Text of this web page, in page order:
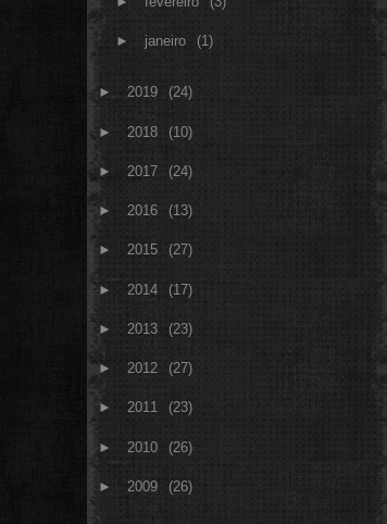
► janeiro (1)
► 2019 (24)
► 2018 (10)
► 2017 (24)
► 2016 (13)
► 2015 (27)
► 2014 (17)
► 2013 (23)
► 2012 (27)
► 2011 (23)
► 2010 (26)
► 2009 (26)